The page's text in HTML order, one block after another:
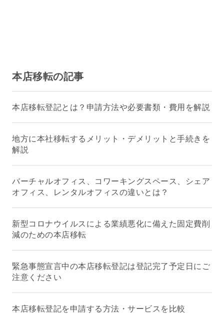
本店移転の記事
本店移転登記とは？申請方法や必要書類・費用を解説
地方に本社移転するメリット・デメリットと手続きを
解説
バーチャルオフィス、コワーキングスペース、シェア
オフィス、レンタルオフィスの違いとは？
新型コロナウイルスによる業績悪化に備えた固定費削
減のための本店移転
緊急事態宣言中の本店移転登記は登記完了予定日にご
注意ください
本店移転登記を申請する方法・サービスを比較